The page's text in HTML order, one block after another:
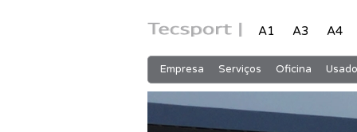
A1 A3 A4
Empresa Serviços Oficina